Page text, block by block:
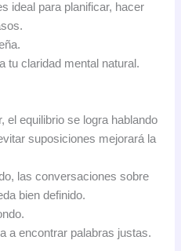
ideal para planificar, hacer
tu claridad mental natural.
el equilibrio se logra hablando
suposiciones mejorará la
las conversaciones sobre
bien definido.
a encontrar palabras justas.